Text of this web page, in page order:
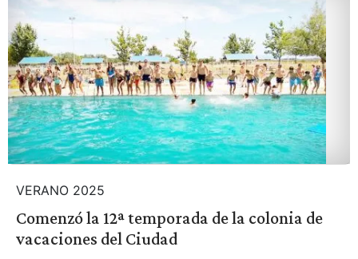
VERANO 2025
Comenzó la 12ª temporada de la colonia de
vacaciones del Ciudad